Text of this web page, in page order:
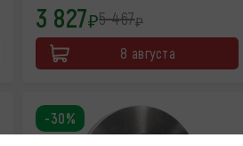
3 827₽5 467₽
8 августа
-30%